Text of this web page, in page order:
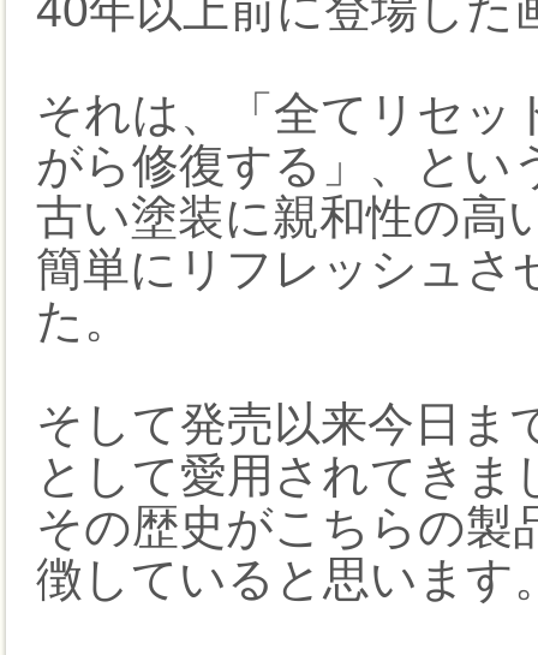
それは、「全てリセッ
がら修復する」、とい
古い塗装に親和性の高
簡単にリフレッシュさ
た。
そして発売以来今日ま
として愛用されてきま
その歴史がこちらの製
徴していると思います